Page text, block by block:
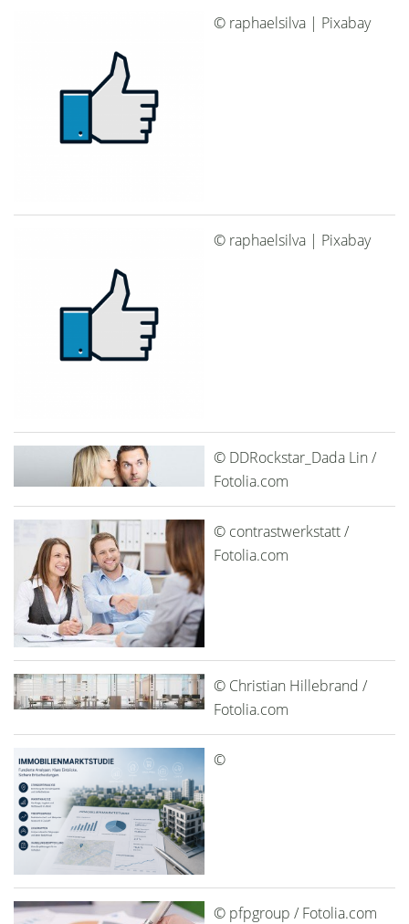
© raphaelsilva | Pixabay
© raphaelsilva | Pixabay
© DDRockstar_Dada Lin /
Fotolia.com
© contrastwerkstatt /
Fotolia.com
© Christian Hillebrand /
Fotolia.com
©
© pfpgroup / Fotolia.com